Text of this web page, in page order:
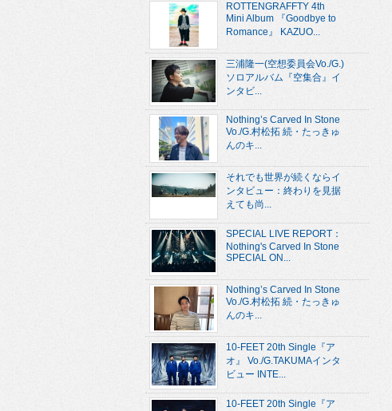
ROTTENGRAFFTY 4th
Mini Album 『Goodbye to
Romance』 KAZUO...
三浦隆一(空想委員会Vo./G.)
ソロアルバム『空集合』イ
ンタビ...
Nothing’s Carved In Stone
Vo./G.村松拓 続・たっきゅ
んのキ...
それでも世界が続くならイ
ンタビュー：終わりを見据
えても尚...
SPECIAL LIVE REPORT：
Nothing's Carved In Stone
SPECIAL ON...
Nothing’s Carved In Stone
Vo./G.村松拓 続・たっきゅ
んのキ...
10-FEET 20th Single『ア
オ』 Vo./G.TAKUMAインタ
ビュー INTE...
10-FEET 20th Single『ア